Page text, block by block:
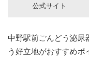
公式サイト
中野駅前ごんどう泌尿
う好立地がおすすめポ